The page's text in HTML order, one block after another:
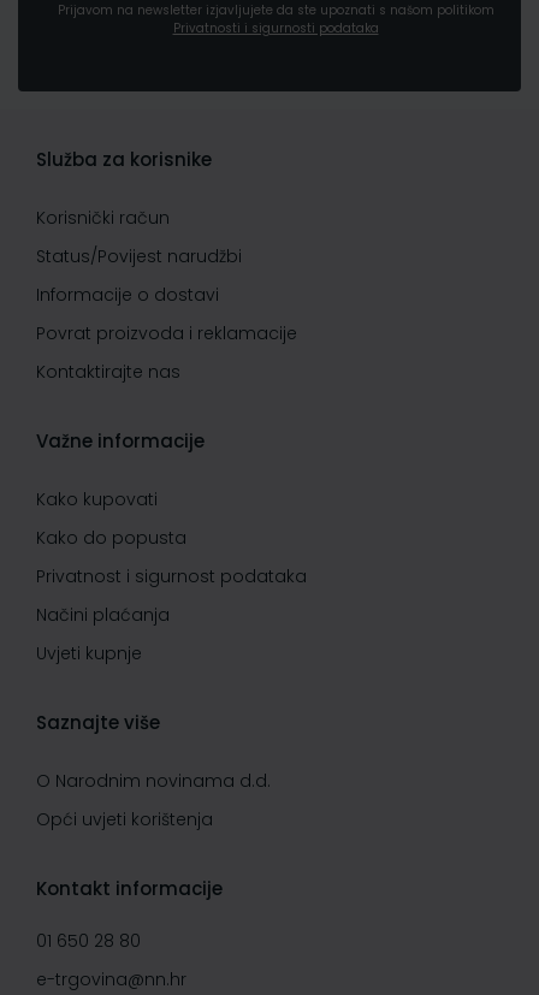
Prijavom na newsletter izjavljujete da ste upoznati s našom politikom
Privatnosti i sigurnosti podataka
Služba za korisnike
Korisnički račun
Status/Povijest narudžbi
Informacije o dostavi
Povrat proizvoda i reklamacije
Kontaktirajte nas
Važne informacije
Kako kupovati
Kako do popusta
Privatnost i sigurnost podataka
Načini plaćanja
Uvjeti kupnje
Saznajte više
O Narodnim novinama d.d.
Opći uvjeti korištenja
Kontakt informacije
01 650 28 80
e-trgovina@nn.hr